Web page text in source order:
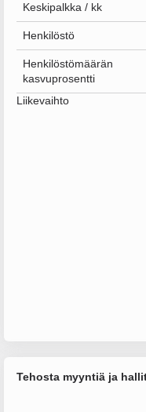
Keskipalkka / kk
Henkilöstö
Henkilöstömäärän
kasvuprosentti
Liikevaihto
Tehosta myyntiä ja